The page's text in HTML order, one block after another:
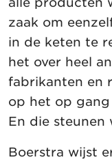
zaak om
in de keten te
het over heel
fabrikanten en
op het op
En die steunen
Boerstra wijst